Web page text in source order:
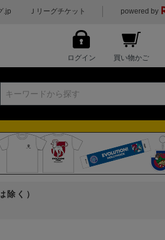
.jp Ｊリーグチケット powered by
ログイン 買い物かご
除く）